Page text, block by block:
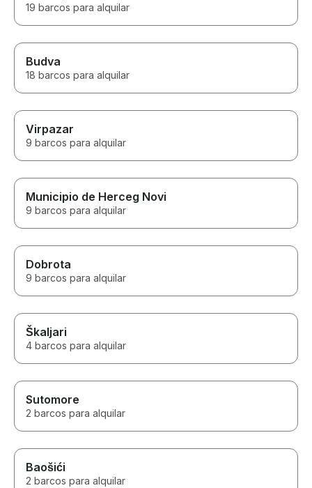
19 barcos para alquilar
Budva
18 barcos para alquilar
Virpazar
9 barcos para alquilar
Municipio de Herceg Novi
9 barcos para alquilar
Dobrota
9 barcos para alquilar
Škaljari
4 barcos para alquilar
Sutomore
2 barcos para alquilar
Baošići
2 barcos para alquilar